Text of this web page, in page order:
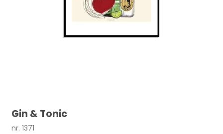
Gin & Tonic
nr. 1371